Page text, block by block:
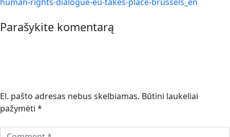
Parašykite komentarą
El. pašto adresas nebus skelbiamas. Būtini laukeliai
pažymėti *